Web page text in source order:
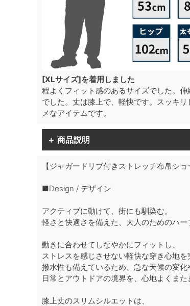
[XLサイズ]を着用しました
程よくフィット感のあるサイズでした。
でした。丈は膝上で、軽快です。スッキ
メなアイテムです。
＋ 商品説明
【ジャガードリブ付きストレッチ布帛ショ
■Design / デザイン
アクティブに動けて、街にも馴染む。
軽さと快適さを備えた、大人のためのハー
動きに合わせてしなやかにフィットし、
ストレスを感じさせない軽快な穿き心地を
撥水性も備えているため、急な天候の変化
日常とアウトドアの境界を、心地よくまた
膝上丈のスリムシルエットは、